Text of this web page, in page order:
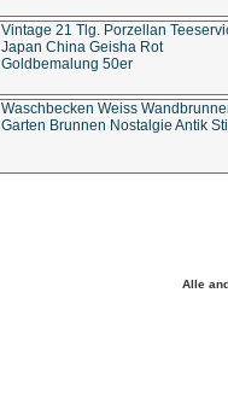
Vintage 21 Tlg. Porzellan
Japan China Geisha Rot
Goldbemalung 50er
Waschbecken Weiss
Garten Brunnen Nostalgie Antik Stil
Alle